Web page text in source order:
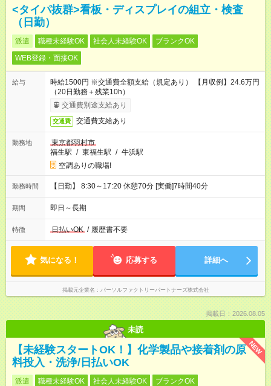
<タイパ抜群>看板・ディスプレイの組立・検査
（日勤）
派遣 職種未経験OK 社会人未経験OK
ブランクOK
WEB登録・面接OK
給与
時給1500円 ※交通費全額支給（規定あり） 【月収例】24.6万円
（20日勤務＋残業10h）
交通費別途支給あり
交通費 交通費支給あり
勤務地
東京都羽村市
福生駅 / 東福生駅 / 牛浜駅
空調ありの職場!
勤務時間 【日勤】 8:30～17:20 休憩70分 [実働]7時間40分
期間 即日～長期
特徴 日払いOK / 履歴書不要
気になる！ 応募する 詳細へ
掲載元企業名 パーソルファクトリーパートナーズ株式会社
掲載日：2026.08.05
未読
NEW
【未経験スタートOK！】化学製品や接着剤の原
料投入・洗浄/日払いOK
派遣 職種未経験OK 社会人未経験OK
ブランクOK